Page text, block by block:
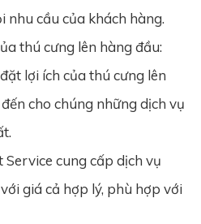
nhu cầu của khách hàng.
thú cưng lên hàng đầu:
lợi ích của thú cưng lên
cho chúng những dịch vụ
Service cung cấp dịch vụ
giá cả hợp lý, phù hợp với